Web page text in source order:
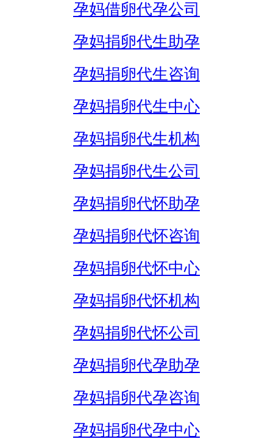
孕妈借卵代孕公司
孕妈捐卵代生助孕
孕妈捐卵代生咨询
孕妈捐卵代生中心
孕妈捐卵代生机构
孕妈捐卵代生公司
孕妈捐卵代怀助孕
孕妈捐卵代怀咨询
孕妈捐卵代怀中心
孕妈捐卵代怀机构
孕妈捐卵代怀公司
孕妈捐卵代孕助孕
孕妈捐卵代孕咨询
孕妈捐卵代孕中心